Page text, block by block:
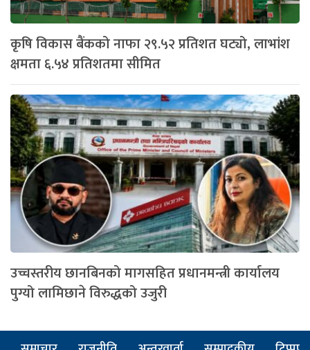
कृषि विकास बैंकको नाफा २९.५२ प्रतिशत घट्यो, लाभांश
क्षमता ६.५४ प्रतिशतमा सीमित
उच्चस्तरीय छानबिनको मागसहित प्रधानमन्त्री कार्यालय
पुग्यो लामिछाने विरुद्धको उजुरी